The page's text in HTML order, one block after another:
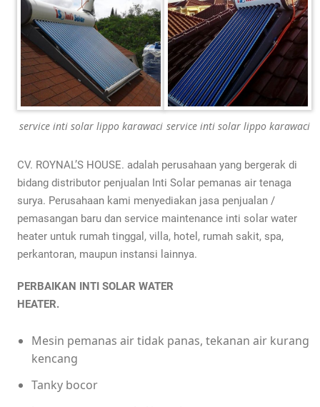
service inti solar lippo karawaci service inti solar lippo karawaci
CV. ROYNAL’S HOUSE. adalah perusahaan yang bergerak di
bidang distributor penjualan Inti Solar pemanas air tenaga
surya. Perusahaan kami menyediakan jasa penjualan /
pemasangan baru dan service maintenance inti solar water
heater untuk rumah tinggal, villa, hotel, rumah sakit, spa,
perkantoran, maupun instansi lainnya.
PERBAIKAN INTI SOLAR WATER
HEATER.
Mesin pemanas air tidak panas, tekanan air kurang
kencang
Tanky bocor